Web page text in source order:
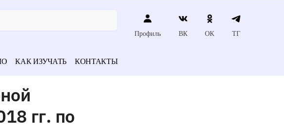
Профиль ВК ОК ТГ
КАК ИЗУЧАТЬ КОНТАКТЫ
гг. по